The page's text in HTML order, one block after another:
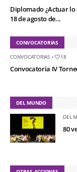
Diplomado ¿Actuar
18 de agosto de...
CONVOCATORIAS
CONVOCATORIAS• 18
Convocatoria IV
DEL MUNDO
DEL
80